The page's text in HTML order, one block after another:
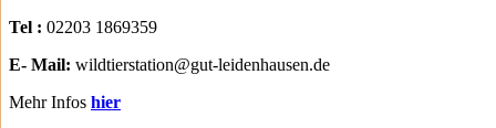
Tel : 02203 1869359
E- Mail: wildtierstation@gut-leidenhausen.de
Mehr Infos hier